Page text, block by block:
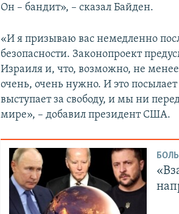
Он – бандит», – сказал Байден.
«И я призываю вас немедленно
безопасности. Законопроект
Израиля и, что, возможно, не
очень, очень нужно. И это
выступает за свободу, и мы ни
мире», – добавил президент США.